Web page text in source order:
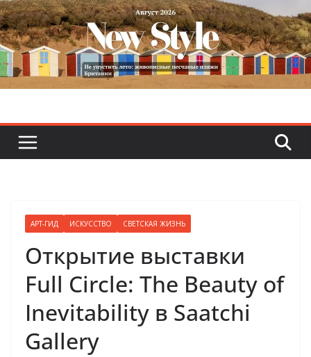
Skip
to
content
АРТ-ГИД ИСКУССТВО СВЕТСКАЯ ЖИЗНЬ
Открытие выставки
Full Circle: The Beauty of
Inevitability в Saatchi
Gallery